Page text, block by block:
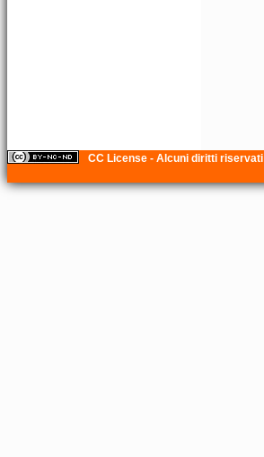
CC License - Alcuni diritti riservati